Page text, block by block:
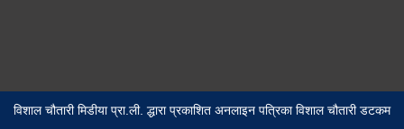
विशाल चौतारी मिडीया प्रा.ली. द्धारा प्रकाशित अनलाइन पत्रिका विशाल चौतारी डटकम